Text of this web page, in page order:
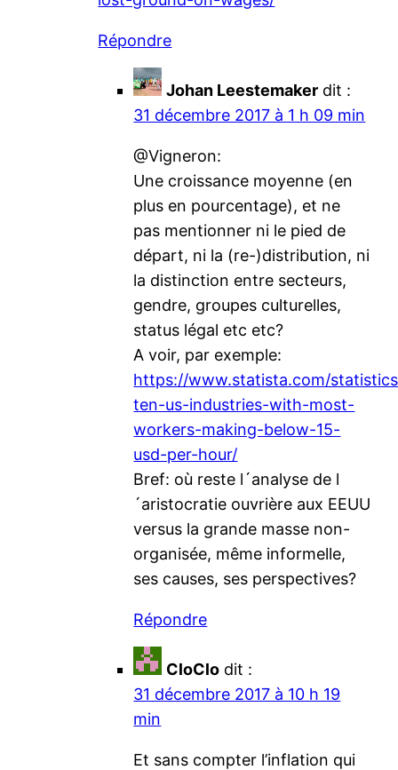
Répondre
Johan Leestemaker dit :
31 décembre 2017 à 1 h 09 min
@Vigneron:
Une croissance moyenne (en
plus en pourcentage), et ne
pas mentionner ni le pied de
départ, ni la (re-)distribution, ni
la distinction entre secteurs,
gendre, groupes culturelles,
status légal etc etc?
A voir, par exemple:
https://www.statista.com/
ten-us-industries-with-most-
workers-making-below-15-
usd-per-hour/
Bref: où reste l´analyse de l
´aristocratie ouvrière aux EEUU
versus la grande masse non-
organisée, même informelle,
ses causes, ses perspectives?
Répondre
CloClo dit :
31 décembre 2017 à 10 h 19
min
Et sans compter l’inflation qui